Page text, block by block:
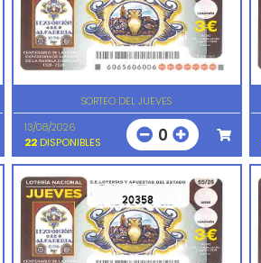
SORTEO DEL JUEVES
13/08/2026
22 DISPONIBLES 0
20358